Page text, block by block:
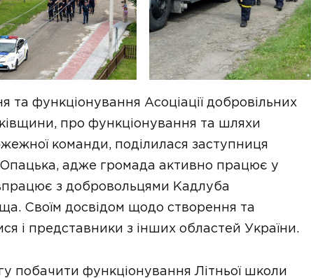
та функціонування Асоціації добровільних
про функціонування та шляхи
команди, поділилася заступниця
Опацька, адже громада активно працює у
з добровольцями Кадлуба
Своїм досвідом щодо створення та
і представники з інших областей України.
побачити функціонування Літньої школи